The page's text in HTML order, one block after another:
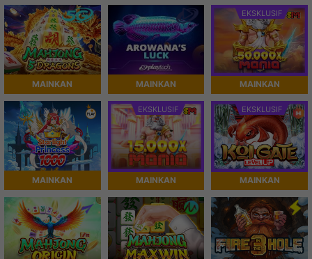
MAINKAN MAINKAN
EKSKLUSIF
MAINKAN
MAINKAN
EKSKLUSIF
MAINKAN
EKSKLUSIF
MAINKAN